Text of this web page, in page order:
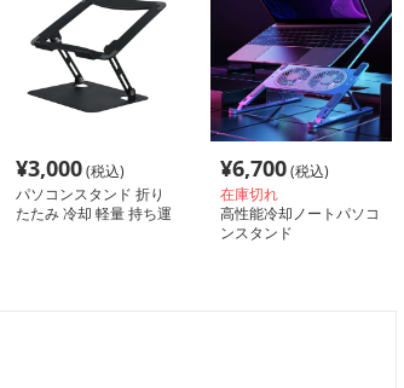
¥3,000(税込)
パソコンスタンド 折り
たたみ 冷却 軽量 持ち運
¥6,700(税込)
在庫切れ
高性能冷却ノートパソコ
ンスタンド